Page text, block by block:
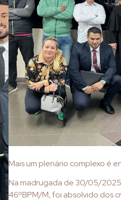
Mais um plenário complexo é
Na madrugada de 30/05/2025,
46ºBPM/M, foi absolvido dos